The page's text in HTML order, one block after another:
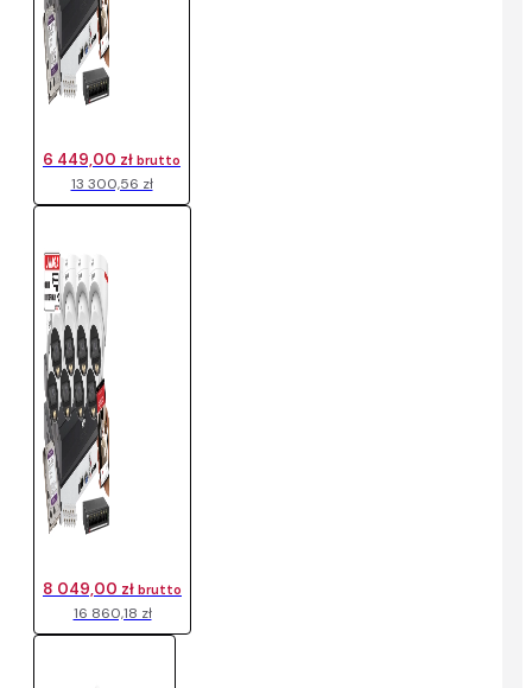
13 300,56 zł
6 449,00 zł brutto
16 860,18 zł
8 049,00 zł brutto